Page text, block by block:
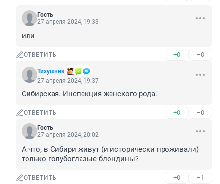
Гость
27 апреля 2024, 19:33
или
ОТВЕТИТЬ +0 –0
Тихушник
27 апреля 2024, 19:37
Сибирская. Инспекция женского рода.
ОТВЕТИТЬ +0 –0
Гость
27 апреля 2024, 20:02
А что, в Сибири живут (и исторически проживали)
только голубоглазые блондины?
ОТВЕТИТЬ +0 –1